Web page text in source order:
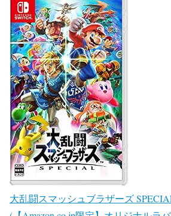
大乱闘スマッシュブラザーズ